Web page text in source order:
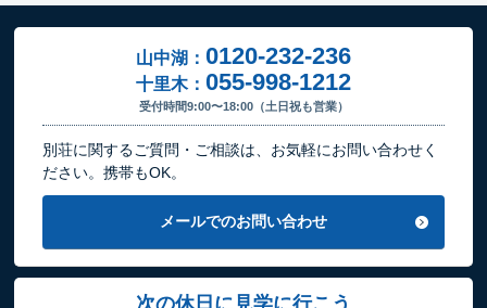
山中湖： 0120-232-236
十里木： 055-998-1212
受付時間9:00〜18:00（土日祝も営業）
別荘に関するご質問・ご相談は、お気軽にお問い合わせく
ださい。携帯もOK。
メールでのお問い合わせ
次の休日に見学に行こう